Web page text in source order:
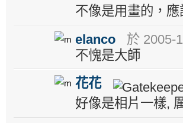
不像是用畫的，
elanco
於 2005-
不愧是大師
花花
好像是相片一樣,